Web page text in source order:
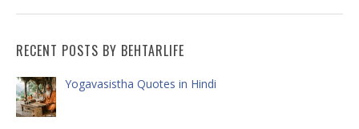
RECENT POSTS BY BEHTARLIFE
Yogavasistha Quotes in Hindi